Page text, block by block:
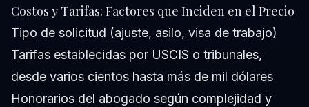
Costos y Tarifas: Factores que Inciden en el Precio
Tipo de solicitud (ajuste, asilo, visa de trabajo)
Tarifas establecidas por USCIS o tribunales,
desde varios cientos hasta más de mil dólares
Honorarios del abogado según complejidad y